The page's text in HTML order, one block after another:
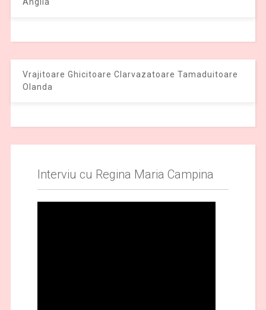
Anglia
Vrajitoare Ghicitoare Clarvazatoare Tamaduitoare
Olanda
Interviu cu Regina Maria Campina